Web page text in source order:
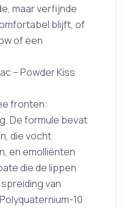
maar verfijnde
blijft, of
of een
– Powder Kiss
fronten:
De formule bevat
die vocht
en emolliënten
die de lippen
van
10